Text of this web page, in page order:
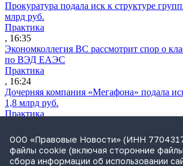
Прокуратура подала иск к структуре
млрд руб.
Практика
, 16:35
Экономколлегия ВС рассмотрит спор о
по ВЭД ЕАЭС
Практика
, 16:24
Дочерняя компания «Мегафона» подала
1,8 млрд руб.
Практика
СИП проверит отмену патента на систему
устройствами после возражений «Яндекса»
Практика
ООО «Правовые Новости» (ИНН
файлы cookie (включая сторонние
сбора информации об использовании